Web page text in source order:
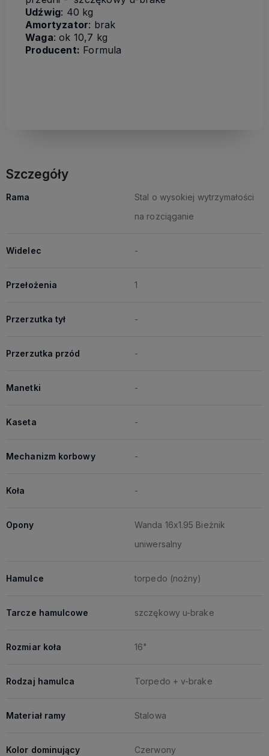
Udźwig: 40 kg
Amortyzator: brak
Waga: ok 10,7 kg
Producent: Formula
Szczegóły
Rama
Stal o wysokiej wytrzymałości
na rozciąganie
Widelec -
Przełożenia 1
Przerzutka tył -
Przerzutka przód -
Manetki -
Kaseta -
Mechanizm korbowy -
Koła -
Opony
Wanda 16x1.95 Bieżnik
uniwersalny
Hamulce torpedo (nożny)
Tarcze hamulcowe szczękowy u-brake
Rozmiar koła 16"
Rodzaj hamulca Torpedo + v-brake
Materiał ramy Stalowa
Kolor dominujący Czerwony